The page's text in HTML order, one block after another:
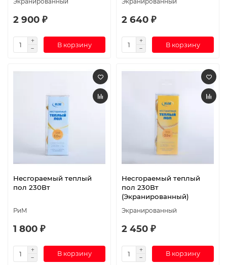
2 900 ₽
В корзину
2 640 ₽
В корзину
Несгораемый теплый
пол 230Вт
РиМ
1 800 ₽
В корзину
Несгораемый теплый
пол 230Вт
(Экранированный)
Экранированный
2 450 ₽
В корзину